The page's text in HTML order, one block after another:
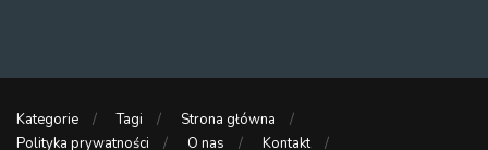
Kategorie Tagi
Strona główna
Polityka prywatności
O nas Kontakt